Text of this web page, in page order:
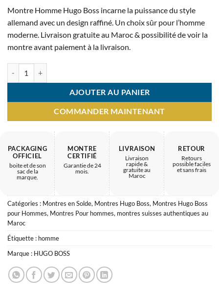
initial
était :
4.900 MAD.
actuel
est :
1.495 MAD.
Montre Homme Hugo Boss incarne la puissance du style
allemand avec un design raffiné. Un choix sûr pour l’homme
moderne. Livraison gratuite au Maroc & possibilité de voir la
montre avant paiement à la livraison.
AJOUTER AU PANIER
COMMANDER MAINTENANT
PACKAGING
OFFICIEL
boite et de son
sac de la
marque.
MONTRE
CERTIFIÉ
Garantie de 24
mois.
LIVRAISON
Livraison
rapide &
gratuite au
Maroc
RETOUR
Retours
possible faciles
et sans frais
Catégories : Montres en Solde, Montres Hugo Boss, Montres Hugo Boss
pour Hommes, Montres Pour hommes, montres suisses authentiques au
Maroc
Étiquette : homme
Marque : HUGO BOSS